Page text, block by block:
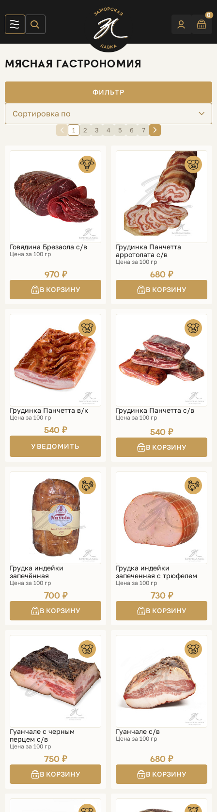
0
МЯСНАЯ ГАСТРОНОМИЯ
ФИЛЬТР
Сортировка по
1 2 3 4 5 6 7
Говядина Брезаола с/в
Цена за 100 гр
970 ₽
Грудинка Панчетта
арротолата с/в
Цена за 100 гр
680 ₽
Грудинка Панчетта в/к
Цена за 100 гр
540 ₽
УВЕДОМИТЬ
Грудинка Панчетта с/в
Цена за 100 гр
540 ₽
Грудка индейки
запечённая
Цена за 100 гр
700 ₽
Грудка индейки
запеченная с трюфелем
Цена за 100 гр
730 ₽
Гуанчале с черным
перцем с/в
Цена за 100 гр
750 ₽
Гуанчале с/в
Цена за 100 гр
680 ₽